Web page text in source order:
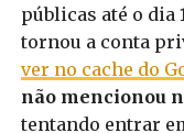
públicas até o dia
tornou a conta
ver no cache do
não mencionou
tentando entrar